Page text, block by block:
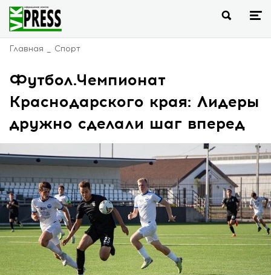
Главная Спорт
Футбол.Чемпионат
Краснодарского края: Лидеры
дружно сделали шаг вперед